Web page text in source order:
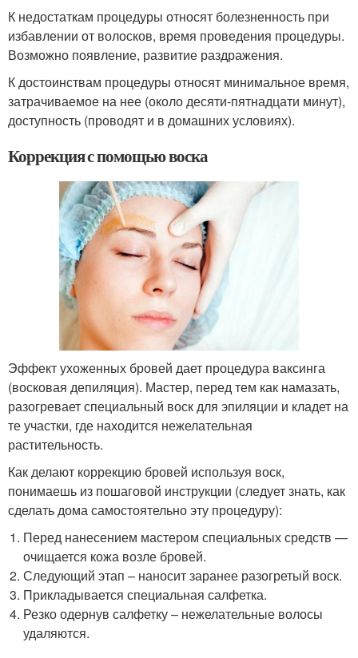
К недостаткам процедуры относят болезненность при
избавлении от волосков, время проведения процедуры.
Возможно появление, развитие раздражения.
К достоинствам процедуры относят минимальное время,
затрачиваемое на нее (около десяти-пятнадцати минут),
доступность (проводят и в домашних условиях).
Коррекция с помощью воска
Эффект ухоженных бровей дает процедура ваксинга
(восковая депиляция). Мастер, перед тем как намазать,
разогревает специальный воск для эпиляции и кладет на
те участки, где находится нежелательная
растительность.
Как делают коррекцию бровей используя воск,
понимаешь из пошаговой инструкции (следует знать, как
сделать дома самостоятельно эту процедуру):
Перед нанесением мастером специальных средств —
очищается кожа возле бровей.
Следующий этап – наносит заранее разогретый воск.
Прикладывается специальная салфетка.
Резко одернув салфетку – нежелательные волосы
удаляются.